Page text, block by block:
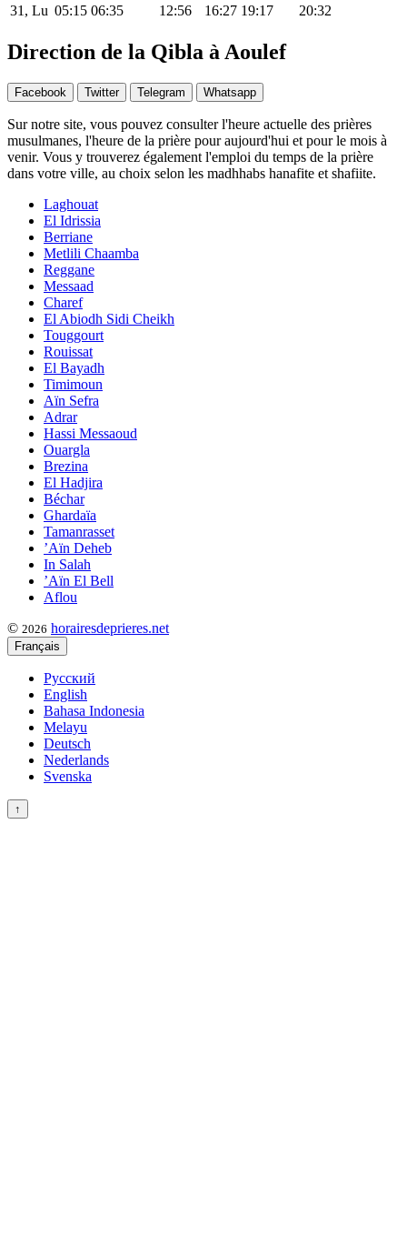
31, Lu 05:15 06:35 12:56 16:27 19:17 20:32
Direction de la Qibla à Aoulef
Facebook Twitter Telegram Whatsapp
Sur notre site, vous pouvez consulter l'heure actuelle des prières
musulmanes, l'heure de la prière pour aujourd'hui et pour le mois à
venir. Vous y trouverez également l'emploi du temps de la prière
dans votre ville, au choix selon les madhhabs hanafite et shafiite.
Laghouat
El Idrissia
Berriane
Metlili Chaamba
Reggane
Messaad
Charef
El Abiodh Sidi Cheikh
Touggourt
Rouissat
El Bayadh
Timimoun
Aïn Sefra
Adrar
Hassi Messaoud
Ouargla
Brezina
El Hadjira
Béchar
Ghardaïa
Tamanrasset
’Aïn Deheb
In Salah
’Aïn El Bell
Aflou
© 2026 horairesdeprieres.net
Français
Русский
English
Bahasa Indonesia
Melayu
Deutsch
Nederlands
Svenska
↑